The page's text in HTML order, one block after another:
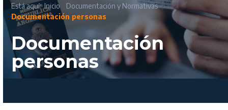
Está aquí:Inicio
Documentación y Normativas
Documentación personas
Documentación
personas